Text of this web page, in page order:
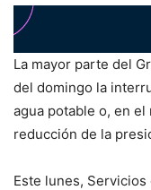
La mayor parte del
del domingo la
agua potable o, en
reducción de la
Este lunes,